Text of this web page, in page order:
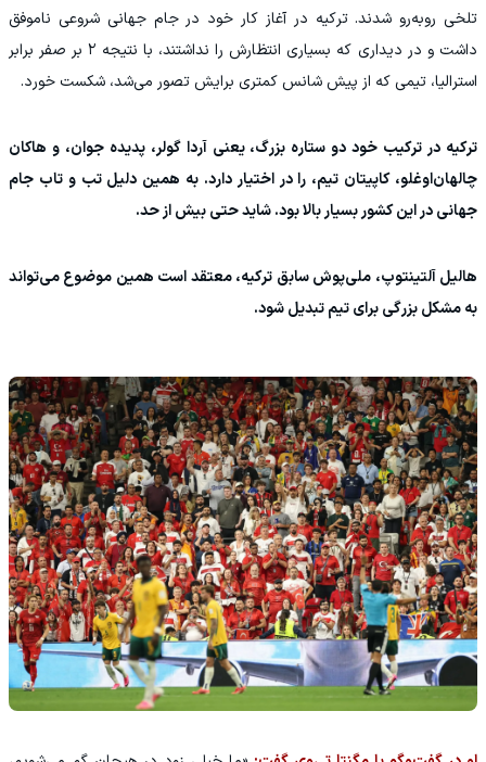
تلخی روبه‌رو شدند. ترکیه در آغاز کار خود در جام جهانی شروعی ناموفق
داشت و در دیداری که بسیاری انتظارش را نداشتند، با نتیجه ۲ بر صفر برابر
استرالیا، تیمی که از پیش شانس کمتری برایش تصور می‌شد، شکست خورد.
ترکیه در ترکیب خود دو ستاره بزرگ، یعنی آردا گولر، پدیده جوان، و هاکان
چالهان‌اوغلو، کاپیتان تیم، را در اختیار دارد. به همین دلیل تب و تاب جام
جهانی در این کشور بسیار بالا بود. شاید حتی بیش از حد.
هالیل آلتینتوپ، ملی‌پوش سابق ترکیه، معتقد است همین موضوع می‌تواند
به مشکل بزرگی برای تیم تبدیل شود.